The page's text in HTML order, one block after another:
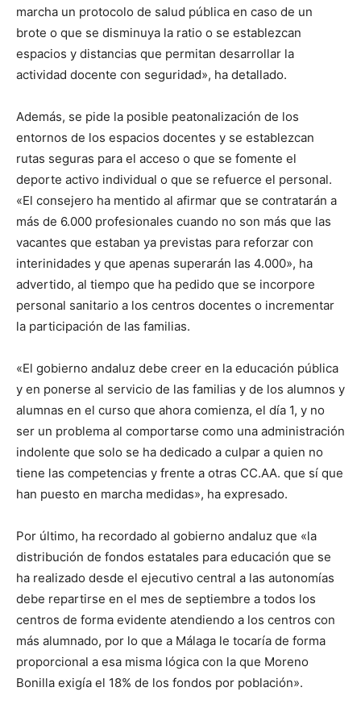
marcha un protocolo de salud pública en caso de un
brote o que se disminuya la ratio o se establezcan
espacios y distancias que permitan desarrollar la
actividad docente con seguridad», ha detallado.
Además, se pide la posible peatonalización de los
entornos de los espacios docentes y se establezcan
rutas seguras para el acceso o que se fomente el
deporte activo individual o que se refuerce el personal.
«El consejero ha mentido al afirmar que se contratarán a
más de 6.000 profesionales cuando no son más que las
vacantes que estaban ya previstas para reforzar con
interinidades y que apenas superarán las 4.000», ha
advertido, al tiempo que ha pedido que se incorpore
personal sanitario a los centros docentes o incrementar
la participación de las familias.
«El gobierno andaluz debe creer en la educación pública
y en ponerse al servicio de las familias y de los alumnos y
alumnas en el curso que ahora comienza, el día 1, y no
ser un problema al comportarse como una administración
indolente que solo se ha dedicado a culpar a quien no
tiene las competencias y frente a otras CC.AA. que sí que
han puesto en marcha medidas», ha expresado.
Por último, ha recordado al gobierno andaluz que «la
distribución de fondos estatales para educación que se
ha realizado desde el ejecutivo central a las autonomías
debe repartirse en el mes de septiembre a todos los
centros de forma evidente atendiendo a los centros con
más alumnado, por lo que a Málaga le tocaría de forma
proporcional a esa misma lógica con la que Moreno
Bonilla exigía el 18% de los fondos por población».